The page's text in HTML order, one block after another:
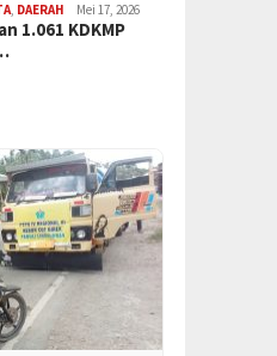
DAERAH Mei 17, 2026
1.061 KDKMP